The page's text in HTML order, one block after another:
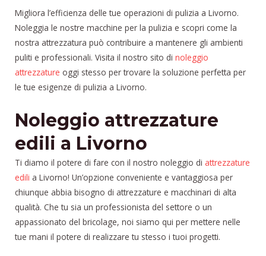
Migliora l’efficienza delle tue operazioni di pulizia a Livorno.
Noleggia le nostre macchine per la pulizia e scopri come la
nostra attrezzatura può contribuire a mantenere gli ambienti
puliti e professionali. Visita il nostro sito di noleggio
attrezzature oggi stesso per trovare la soluzione perfetta per
le tue esigenze di pulizia a Livorno.
Noleggio attrezzature
edili a Livorno
Ti diamo il potere di fare con il nostro noleggio di attrezzature
edili a Livorno! Un’opzione conveniente e vantaggiosa per
chiunque abbia bisogno di attrezzature e macchinari di alta
qualità. Che tu sia un professionista del settore o un
appassionato del bricolage, noi siamo qui per mettere nelle
tue mani il potere di realizzare tu stesso i tuoi progetti.